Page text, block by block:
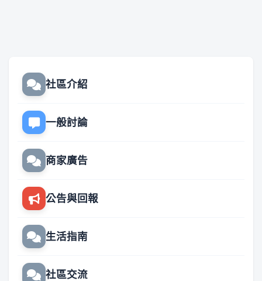
社區介紹
一般討論
商家廣告
公告與回報
生活指南
社區交流